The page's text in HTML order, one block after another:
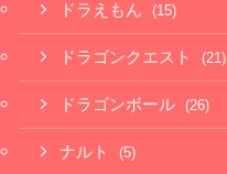
ドラえもん (15)
ドラゴンクエスト (21)
ドラゴンボール (26)
ナルト (5)